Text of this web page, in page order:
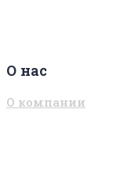
О нас
О компании